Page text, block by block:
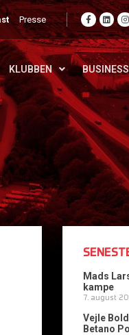
Presse
KLUBBEN BUSINESS
Mads
kampe
7. august
Vejle
Betano